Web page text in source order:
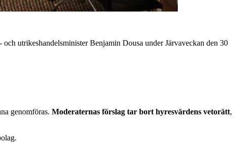
utrikeshandelsminister Benjamin Dousa under Järvaveckan den 30
genomföras. Moderaternas förslag tar bort hyresvärdens vetorätt,